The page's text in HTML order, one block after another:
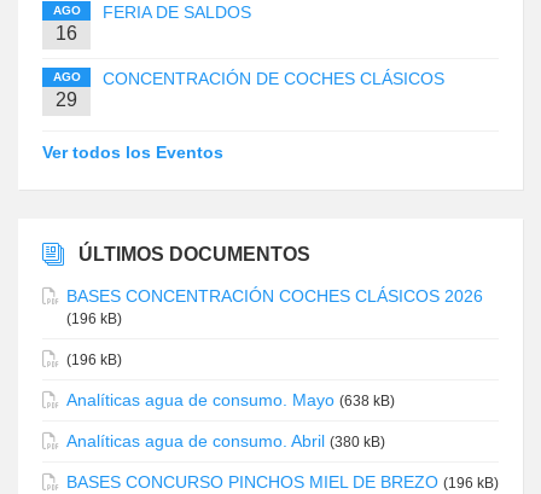
AGO
16
FERIA DE SALDOS
AGO
29
CONCENTRACIÓN DE COCHES CLÁSICOS
Ver todos los Eventos
ÚLTIMOS DOCUMENTOS
BASES CONCENTRACIÓN COCHES CLÁSICOS 2026
(196 kB)
(196 kB)
Analíticas agua de consumo. Mayo (638 kB)
Analíticas agua de consumo. Abril (380 kB)
BASES CONCURSO PINCHOS MIEL DE BREZO (196 kB)